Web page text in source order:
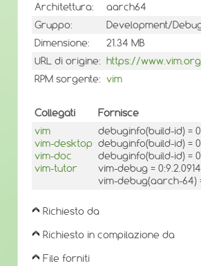
Architettura:
aarch64
Gruppo:
Development/
Dimensione:
21.34 MB
URL di origine: https://
RPM sorgente: vim
Collegati
Fornisce
vim
vim-desktop
vim-doc
vim-tutor
debuginfo(build-id) =
debuginfo(build-id) =
debuginfo(build-id) =
vim-debug =
vim-debug(aarch-64)
Richiesto da
Richiesto in compilazione da
File forniti